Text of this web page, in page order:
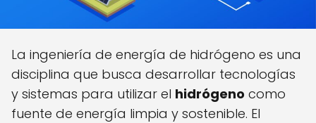
La ingeniería de energía de hidrógeno es una
disciplina que busca desarrollar tecnologías
y sistemas para utilizar el hidrógeno como
fuente de energía limpia y sostenible. El